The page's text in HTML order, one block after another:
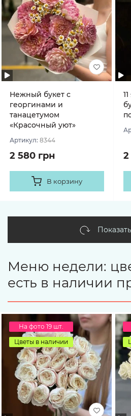
Нежный букет с
георгинами и
танацетумом
«Красочный уют»
Артикул: 8344
2 580 грн
В корзину
2
Меню недели:
есть в наличии
На фото 19 шт.
Цветы в наличии